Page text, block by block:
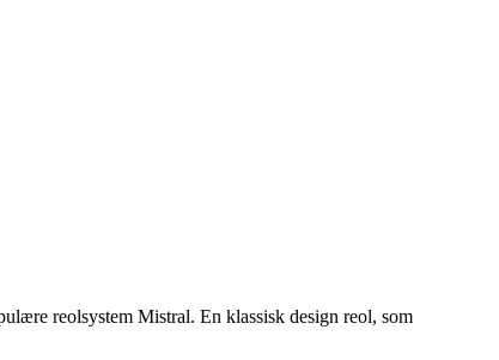
reolsystem Mistral. En klassisk design reol, som